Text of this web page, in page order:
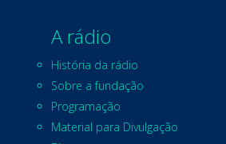
A rádio
História da rádio
Sobre a fundação
Programação
Material para Divulgação